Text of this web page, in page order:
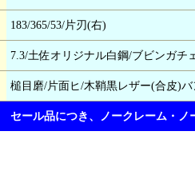
183/365/53/片刃(右)
7.3/土佐オリジナル白鋼/ブビンガチ
槌目磨/片面ヒ/木鞘黒レザー(合皮)
セール品につき、ノークレーム・ノ